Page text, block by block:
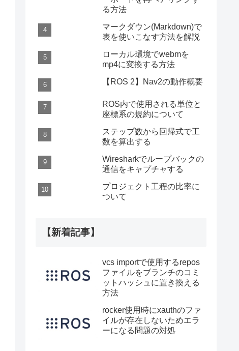
る方法
マークダウン(Markdown)で
表を使いこなす方法を解説
ローカル環境でwebmを
mp4に変換する方法
【ROS 2】Nav2の動作概要
ROS内で使用される単位と
座標系の規約について
ステップ数から回帰式で工
数を算出する
Wiresharkでループバックの
通信をキャプチャする
プロジェクト工程の比率に
ついて
【新着記事】
vcs importで使用するrepos
ファイルをブランチのコミ
ットハッシュに置き換える
方法
rocker使用時にxauthのファ
イルが存在しないためエラ
ーになる問題の対処